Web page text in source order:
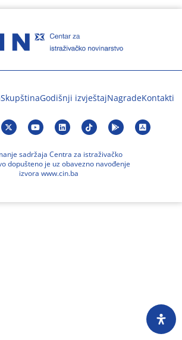
SkupštinaGodišnji izvještajNagradeKontakti
sadržaja Centra za istraživačko
dopušteno je uz obavezno navođenje
izvora www.cin.ba